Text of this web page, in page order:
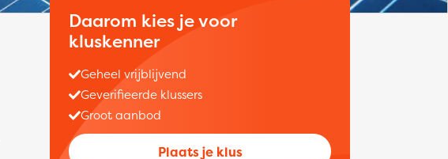
Daarom kies je voor
kluskenner
Geheel vrijblijvend
Geverifieerde klussers
Groot aanbod
Plaats je klus